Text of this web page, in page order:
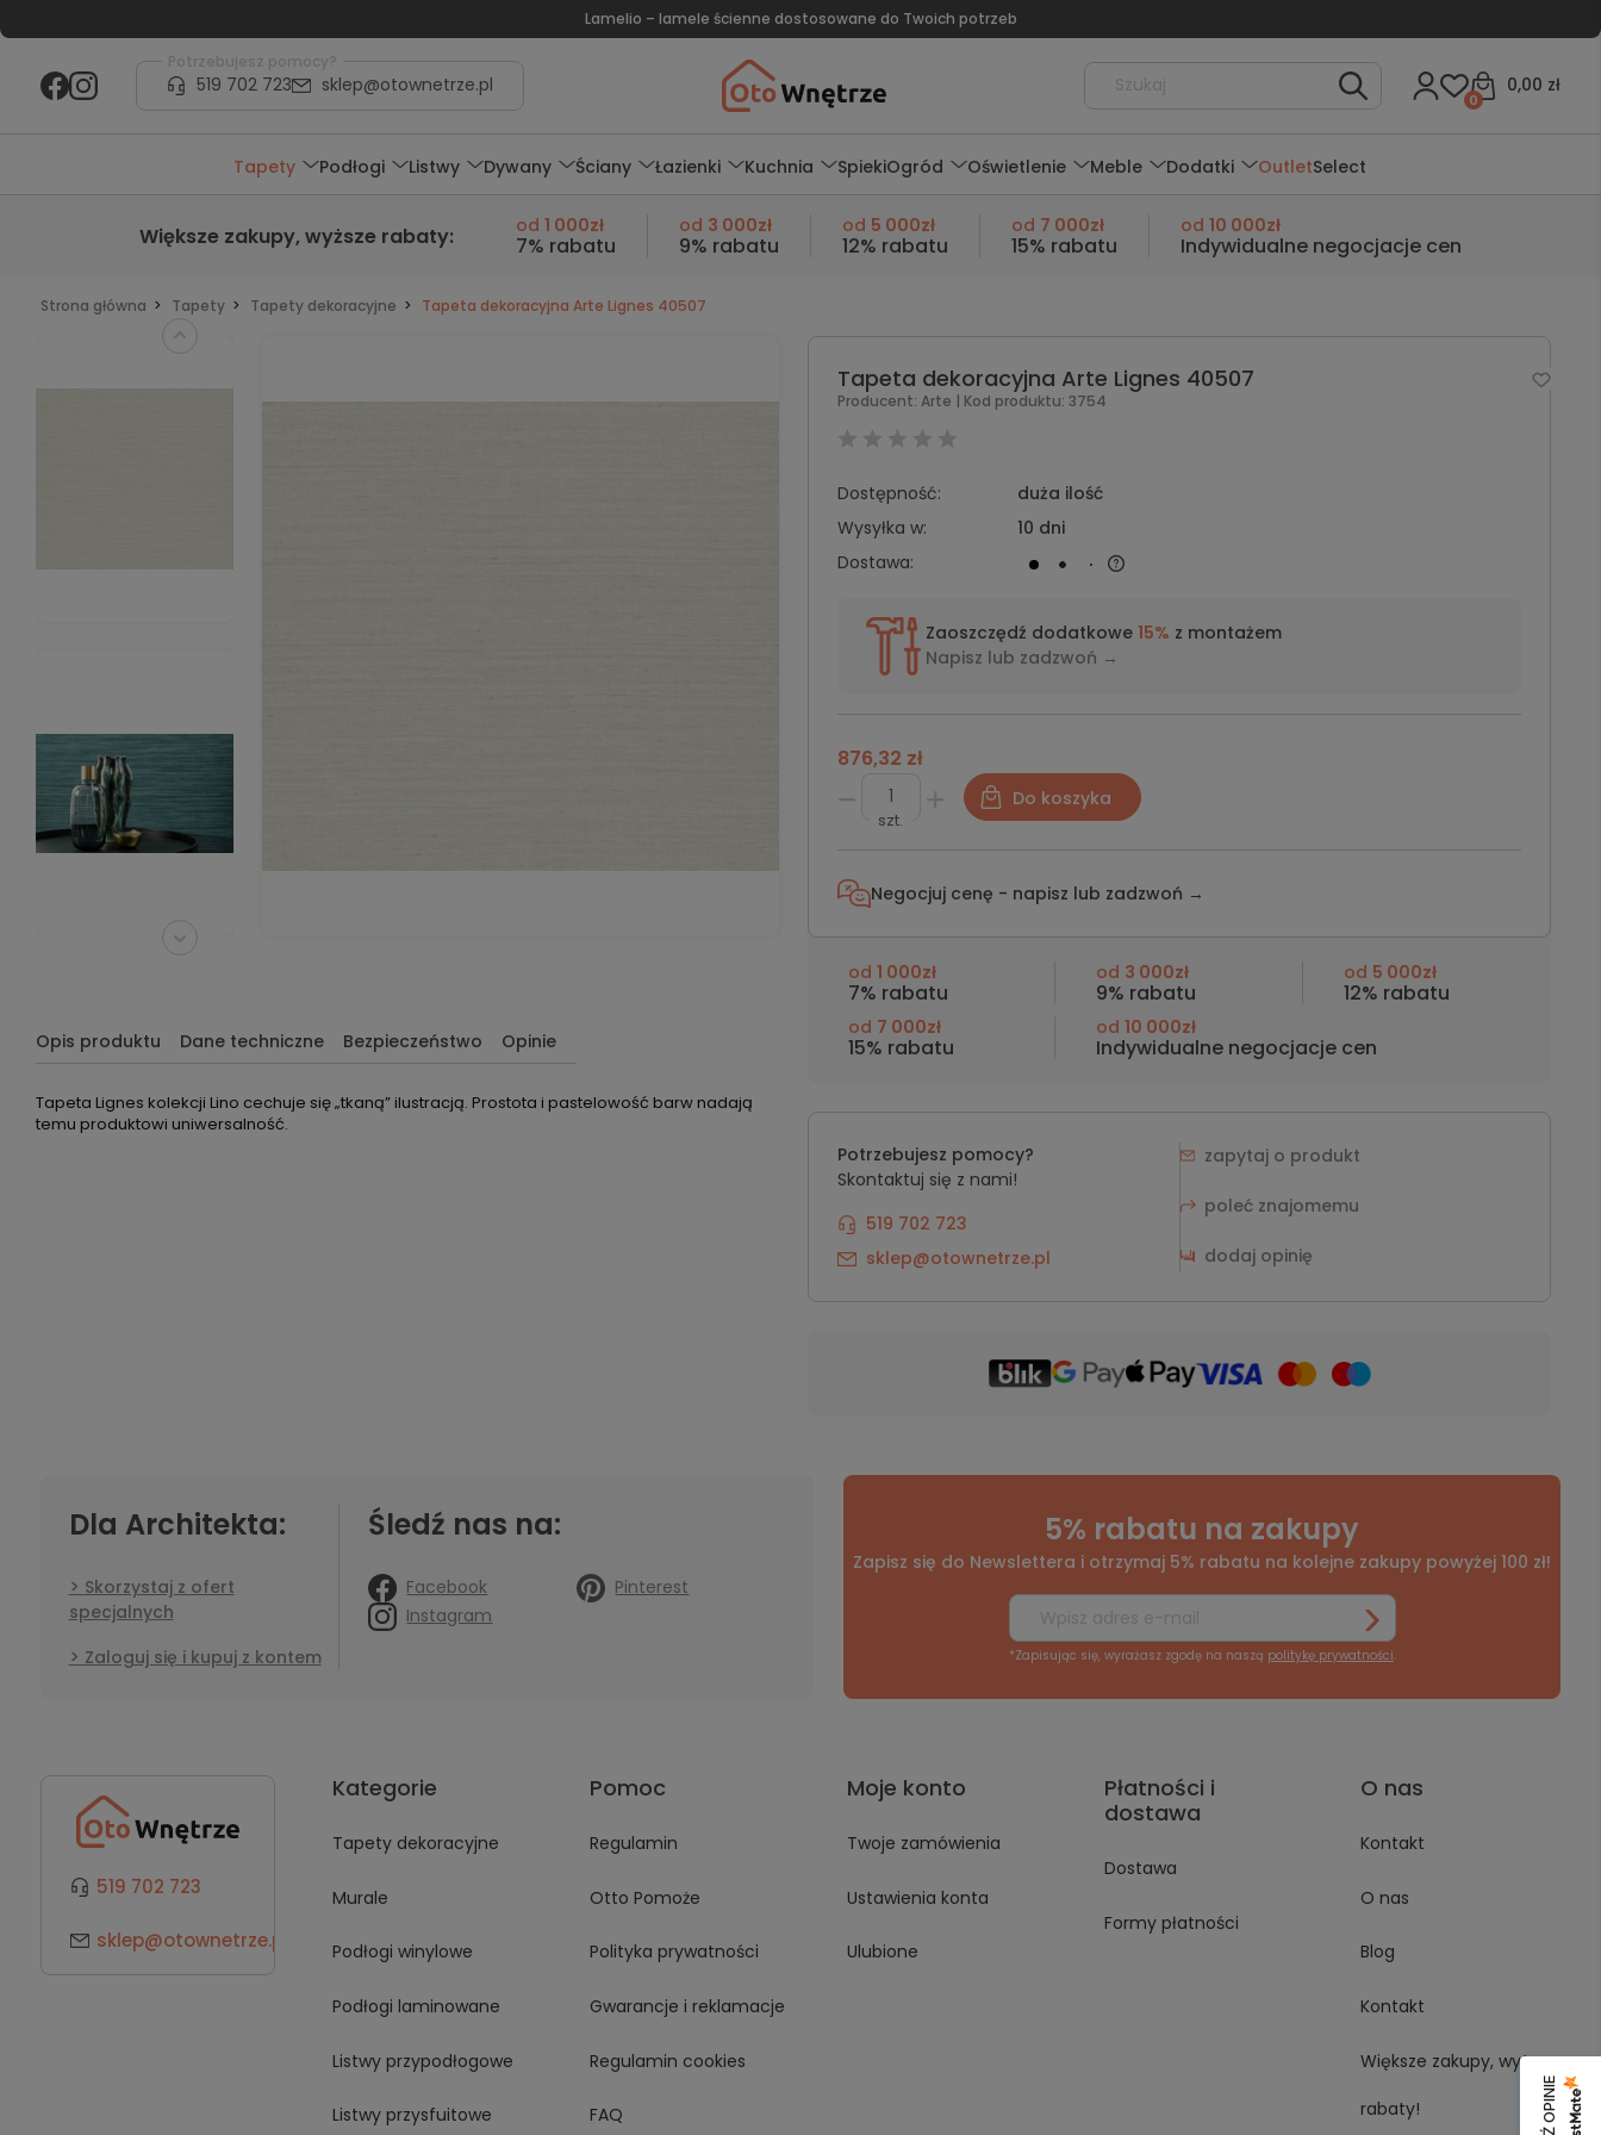
Lamelio – lamele ścienne dostosowane do Twoich potrzeb
Potrzebujesz pomocy?
519 702 723 sklep@otownetrze.pl 0,00 zł
0
Tapety Podłogi Listwy Dywany Ściany Łazienki Kuchnia SpiekiOgród Oświetlenie Meble Dodatki OutletSelect
Większe zakupy,wyższe rabaty: od 1 000zł
7% rabatu
od 3 000zł
9% rabatu
od 5 000zł
12% rabatu
od 7 000zł
15% rabatu
od 10 000zł
Indywidualne negocjacje cen
Strona główna Tapety Tapety dekoracyjne Tapeta dekoracyjna Arte Lignes 40507
Opis produktu Dane techniczne Bezpieczeństwo Opinie
Tapeta Lignes kolekcji Lino cechuje się „tkaną” ilustracją. Prostota i pastelowość barw nadają
temu produktowi uniwersalność.
Tapeta dekoracyjna Arte Lignes 40507
Producent: Arte | Kod produktu: 3754
Dostępność:
duża ilość
Wysyłka w:
10 dni
Dostawa:
Zaoszczędź dodatkowe 15% z montażem
Napisz lub zadzwoń →
876,32 zł
szt.
Do koszyka
Negocjuj cenę - napisz lub zadzwoń →
od 1 000zł
7% rabatu
od 3 000zł
9% rabatu
od 5 000zł
12% rabatu
od 7 000zł
15% rabatu
od10 000zł
Indywidualne negocjacje cen
Potrzebujesz pomocy?
Skontaktuj się z nami!
519 702 723
sklep@otownetrze.pl
zapytaj o produkt
poleć znajomemu
dodaj opinię
Dla Architekta:
Skorzystaj z ofert
specjalnych
Zaloguj się i kupuj z kontem
Śledź nas na:
Facebook
Pinterest
Instagram
5% rabatu na zakupy
Zapisz się do Newslettera i otrzymaj 5% rabatu na kolejne zakupy powyżej 100 zł!
*Zapisując się, wyrażasz zgodę na naszą politykę prywatności.
519 702 723
sklep@otownetrze.pl
Kategorie
Tapety dekoracyjne
Murale
Podłogi winylowe
Podłogi laminowane
Listwy przypodłogowe
Listwy przysfuitowe
Pomoc
Regulamin
Otto Pomoże
Polityka prywatności
Gwarancje i reklamacje
Regulamin cookies
FAQ
Moje konto
Twoje zamówienia
Ustawienia konta
Ulubione
Płatności i
dostawa
Dostawa
Formy płatności
O nas
Kontakt
O nas
Blog
Kontakt
Większe zakupy, wyższe
rabaty!